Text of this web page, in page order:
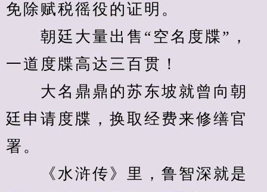
免除赋税徭役的证明。
朝廷大量出售“空名度牒”，
一道度牒高达三百贯！
大名鼎鼎的苏东坡就曾向朝
廷申请度牒，换取经费来修缮官
署。
《水浒传》里，鲁智深就是